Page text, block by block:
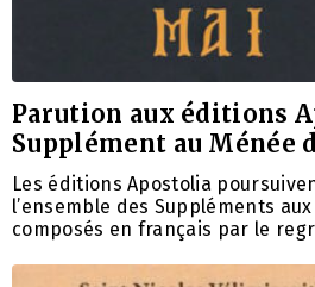
Parution aux éditions
Supplément au Ménée
Les éditions Apostolia
l’ensemble des Suppléments
composés en français par le